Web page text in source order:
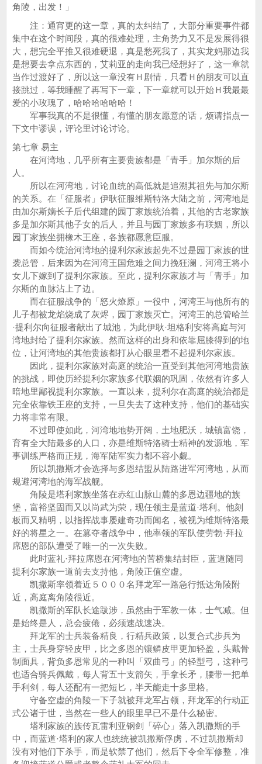
角陵，出发！」
注：通宵更的这一章，真的太纠结了，大部分重要事件都
集中在这个时间段，真的很难处理，主角势力又不是发展得很
大，想完全平推又很难硬退，真是愁死我了，其实龙妈那边我
是想要去拿点东西的，艾莉亚的走向我已经想好了，这一章就
当作过渡好了，所以这一章没有Ｈ剧情，只看Ｈ的朋友可以直
接跳过，等我睡醒了再写下一章，下一章就可以开始Ｈ我最最
爱的小玫瑰了，哈哈哈哈哈哈！
军事我真的不是很懂，有懂的朋友愿意的话，烦请指点一
下文中谬误，评论里讨论讨论。
第七章 易主
在河湾地，几乎所有主要贵族都是「青手」加尔斯的后
人。
所以在河湾地，讨论血统的高低就是追溯其祖先与加尔斯
的关系。在「征服者」伊耿征服维斯特洛大陆之前，河湾地是
由加尔斯嫡长子后代组建的园丁家族统治着，其他的古老家族
多是加尔斯其他子女的后人，并且与园丁家族多有联姻，所以
园丁家族坐拥橡木王座，各族都愿意臣服。
而如今统治河湾地的提利尔家族起先不过是园丁家族的世
袭总管，后来因为在河湾王国危难之间力挽狂澜，河湾王将小
女儿下嫁到了提利尔家族。至此，提利尔家族才与「青手」加
尔斯的血脉沾上了边。
而在征服战争的「怒火燎原」一役中，河湾王与他所有的
儿子都被龙焰烧成了灰烬，园丁家族灭亡。河湾王的总管哈兰
·提利尔向征服者献出了城池，为此伊耿·坦格利安将高庭与河
湾地封给了提利尔家族。然而这样的出身和依靠屈膝得到的地
位，让河湾地的其他贵族都打从心眼里看不起提利尔家族。
因此，提利尔家族对高庭的统治一直受到其他河湾地贵族
的挑战，即使历经提利尔家族多代联姻的巩固，依然有许多人
暗地里鄙视提利尔家族。一直以来，提利尔在高庭的统治都是
完全依靠铁王座的支持，一旦失去了这种支持，他们的基础实
力将非常有限。
不过即使如此，河湾地地势开阔，土地肥沃，城镇富饶，
育有全大陆最多的人口，亦是维斯特洛骑士精神的发源地，军
事训练严格而正规，海军陆军实力都不容小觑。
所以凯撒斯才会选择与多恩结盟从陆路进军河湾地，从而
规避河湾地的海军战舰。
角陵是塔利家族坐落在赤红山脉山麓的多恩边疆地的族
堡，富裕坚固而又以尚武为荣，现任领主是蓝道·塔利。他刻
板而又精明，以指挥战事屡建奇功而闻名，被视为维斯特洛最
好的将星之一。在篡夺者战争中，他率领的军队使劳勃·拜拉
席恩的部队遭受了唯一的一次失败。
此时蓝礼·拜拉席恩在河湾地的苦桥集结封臣，蓝道随同
提利尔家族一道前去支持他，角陵正值空虚。
凯撒斯率领着近５０００名拜龙军一路急行抵达角陵附
近，高庭离角陵很近。
凯撒斯的军队长途跋涉，虽然由于军教一体，士气减。但
是始终是人，总会疲倦，必须速战速决。
拜龙军的士兵装备精良，行精兵政策，以复合式步兵为
主，士兵身穿轻皮甲，比之多恩的镶鳞皮甲更加轻盈，头戴骨
制面具，背负多恩常见的一种叫「双曲弓」的轻型弓，这种弓
也适合骑兵佩戴，每人背五十支箭矢，手拿长矛，腰带一把单
手利剑，每人还配有一把短匕，半天能走十多里格。
守备空虚的角陵一下子就被拜龙军占领，拜龙军的行动正
式公诸于世，当然在一些人的眼里早已不是什么秘密。
塔利家族的族传瓦雷利亚钢剑「碎心」落入凯撒斯的手
中，而蓝道·塔利的家人也统统被凯撒斯俘虏，不过凯撒斯却
没有对他们下杀手，而是软禁了他们，然后下令全军修整，准